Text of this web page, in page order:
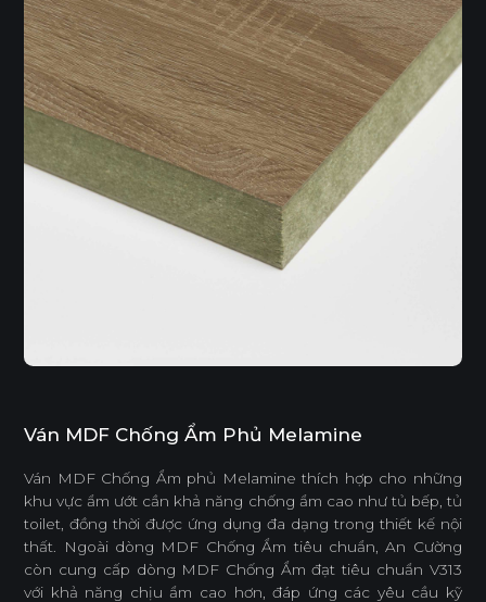
Ván MDF Chống Ẩm Phủ Melamine
Ván MDF Chống Ẩm phủ Melamine thích hợp cho những
khu vực ẩm ướt cần khả năng chống ẩm cao như tủ bếp, tủ
toilet, đồng thời được ứng dụng đa dạng trong thiết kế nội
thất. Ngoài dòng MDF Chống Ẩm tiêu chuẩn, An Cường
còn cung cấp dòng MDF Chống Ẩm đạt tiêu chuẩn V313
với khả năng chịu ẩm cao hơn, đáp ứng các yêu cầu kỹ